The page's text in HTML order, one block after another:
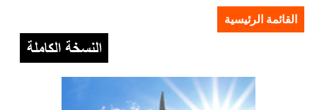
القائمة الرئيسية